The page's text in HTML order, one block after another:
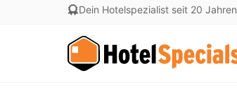
Dein Hotelspezialist seit 20 Jahren